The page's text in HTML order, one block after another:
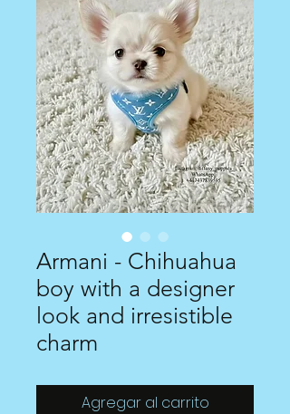
Armani - Chihuahua
boy with a designer
look and irresistible
charm
Agregar al carrito